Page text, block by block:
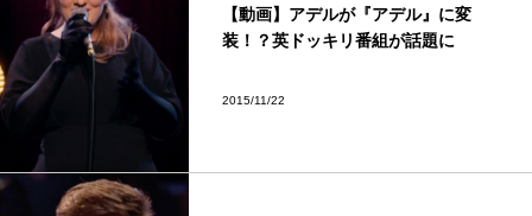
【動画】アデルが『アデル』に変
装！？英ドッキリ番組が話題に
2015/11/22